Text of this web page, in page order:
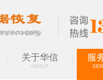
关于华信
ABOUT
服